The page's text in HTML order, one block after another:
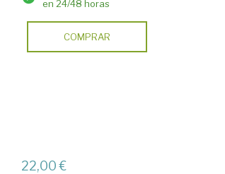
en 24/48 horas
COMPRAR
22,00 €